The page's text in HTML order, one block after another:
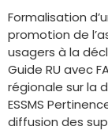
Formalisation
promotion de
usagers à la
Guide RU avec
régionale sur la
ESSMS
diffusion des